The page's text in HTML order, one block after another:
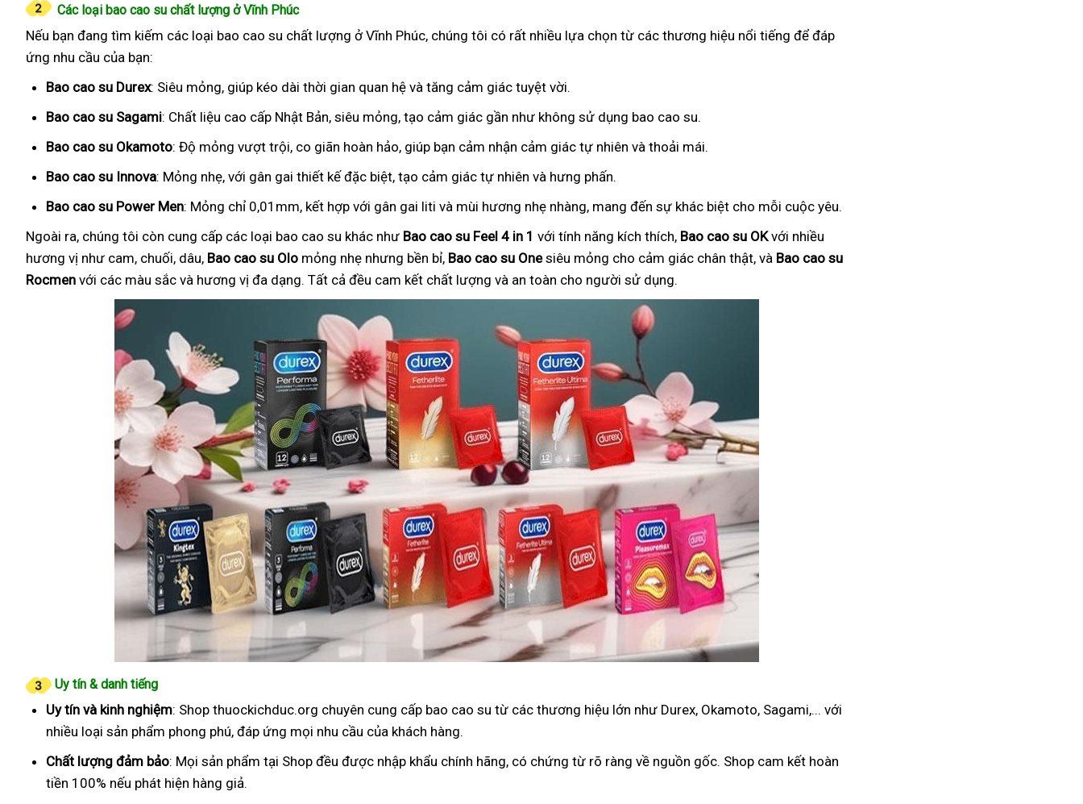
Các loại bao cao su chất lượng ở Vĩnh Phúc
Nếu bạn đang tìm kiếm các loại bao cao su chất lượng ở Vĩnh Phúc, chúng tôi có rất nhiều lựa chọn từ các thương hiệu nổi tiếng để đáp
ứng nhu cầu của bạn:
Bao cao su Durex: Siêu mỏng, giúp kéo dài thời gian quan hệ và tăng cảm giác tuyệt vời.
Bao cao su Sagami: Chất liệu cao cấp Nhật Bản, siêu mỏng, tạo cảm giác gần như không sử dụng bao cao su.
Bao cao su Okamoto: Độ mỏng vượt trội, co giãn hoàn hảo, giúp bạn cảm nhận cảm giác tự nhiên và thoải mái.
Bao cao su Innova: Mỏng nhẹ, với gân gai thiết kế đặc biệt, tạo cảm giác tự nhiên và hưng phấn.
Bao cao su Power Men: Mỏng chỉ 0,01mm, kết hợp với gân gai liti và mùi hương nhẹ nhàng, mang đến sự khác biệt cho mỗi cuộc yêu.
Ngoài ra, chúng tôi còn cung cấp các loại bao cao su khác như Bao cao su Feel 4 in 1 với tính năng kích thích, Bao cao su OKvới nhiều
hương vị như cam, chuối, dâu, Bao cao su Olo mỏng nhẹ nhưng bền bỉ, Bao cao su Onesiêu mỏng cho cảm giác chân thật, và Bao cao su
Rocmen với các màu sắc và hương vị đa dạng. Tất cả đều cam kết chất lượng và an toàn cho người sử dụng.
Uy tín & danh tiếng
Uy tín và kinh nghiệm: Shop thuockichduc.org chuyên cung cấp bao cao su từ các thương hiệu lớn như Durex, Okamoto, Sagami,... với
nhiều loại sản phẩm phong phú, đáp ứng mọi nhu cầu của khách hàng.
Chất lượng đảm bảo: Mọi sản phẩm tại Shop đều được nhập khẩu chính hãng, có chứng từ rõ ràng về nguồn gốc. Shop cam kết hoàn
tiền 100% nếu phát hiện hàng giả.